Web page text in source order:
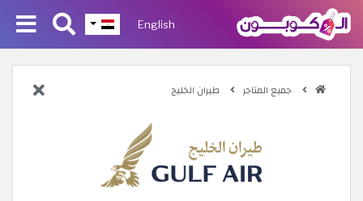
English
جميع المتاجر طيران الخليج